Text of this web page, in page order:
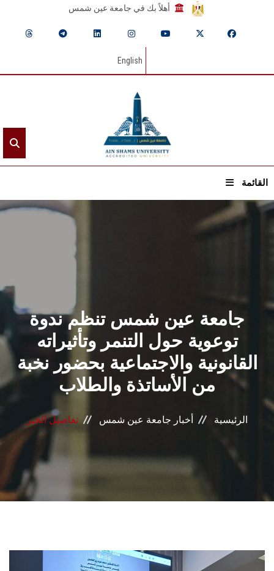
أهلاً بك في جامعة عين شمس
English
القائمة
القطاعـات
الشئون الأكاديمية
البحث العلمي
الرعاية الصحية
المراكز والوحدات
الأنظمة الذكية
الإعلام
الطلاب
جامعة عين شمس تنظم ندوة
توعوية حول التنمر وتأثيراته
القانونية والاجتماعية بحضور نخبة
من الأساتذة والطلاب
الرئيسية أخبار جامعة عين شمس تفاصيل الخبر